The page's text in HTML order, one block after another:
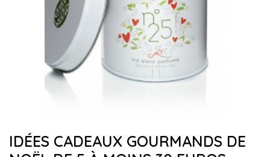
IDÉES CADEAUX GOURMANDS DE